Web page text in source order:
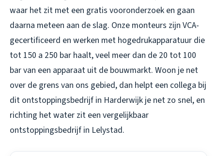
waar het zit met een gratis vooronderzoek en gaan
daarna meteen aan de slag. Onze monteurs zijn VCA-
gecertificeerd en werken met hogedrukapparatuur die
tot 150 a 250 bar haalt, veel meer dan de 20 tot 100
bar van een apparaat uit de bouwmarkt. Woon je net
over de grens van ons gebied, dan helpt een collega bij
dit ontstoppingsbedrijf in Harderwijk je net zo snel, en
richting het water zit een vergelijkbaar
ontstoppingsbedrijf in Lelystad.